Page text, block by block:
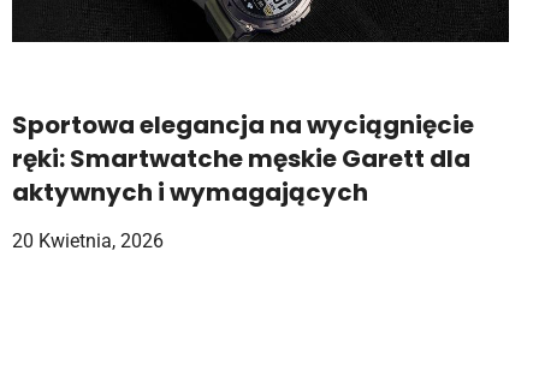
Sportowa elegancja na wyciągnięcie
ręki: Smartwatche męskie Garett dla
aktywnych i wymagających
20 Kwietnia, 2026